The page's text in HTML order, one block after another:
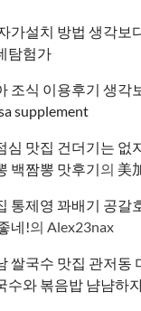
가설치 방법 생각보
탐험가
조식 이용후기 생각
supplement
심 맛집 건더기는 없
백짬뽕 맛후기 의 美
통제영 꽈배기 공갈
네!의 Alex23nax
쌀국수 맛집 관저동
수와 볶음밥 냠냠하